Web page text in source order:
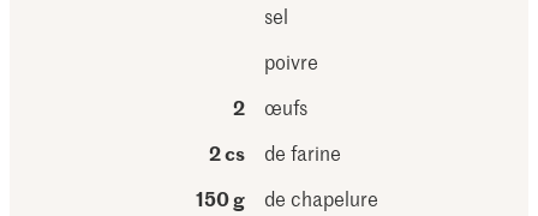
sel
poivre
2
œufs
2 cs
de farine
150 g
de chapelure